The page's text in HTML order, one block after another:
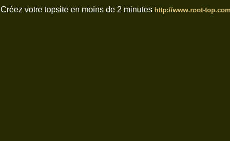
Créez votre topsite en moins de 2 minutes http://www.root-